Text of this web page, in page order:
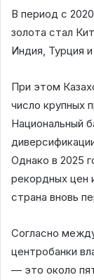
В период с
золота стал
Индия, Турция
При этом
число крупных
Национальный
Однако в 2025
рекордных цен
страна вновь
Согласно
центробанки
— это около